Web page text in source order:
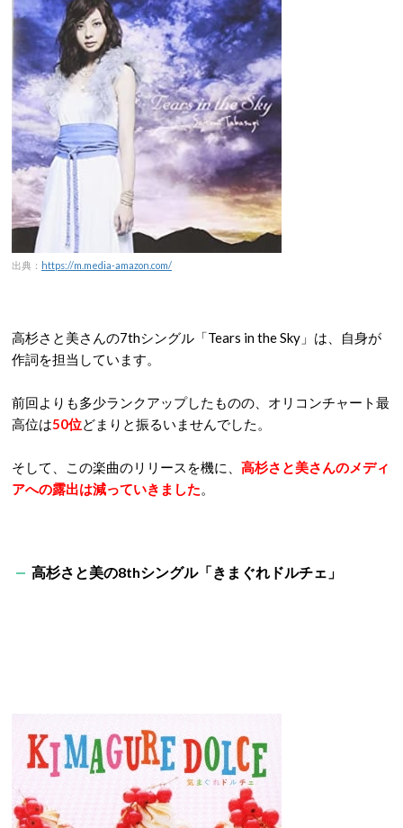
出典： https://m.media-amazon.com/
高杉さと美さんの7thシングル「Tears in the Sky」は、自身が
作詞を担当しています。
前回よりも多少ランクアップしたものの、オリコンチャート最
高位は50位どまりと振るいませんでした。
そして、この楽曲のリリースを機に、 高杉さと美さんのメディ
アへの露出は減っていきました。
高杉さと美の8thシングル「きまぐれドルチェ」